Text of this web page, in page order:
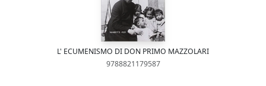
L' ECUMENISMO DI DON PRIMO MAZZOLARI
9788821179587